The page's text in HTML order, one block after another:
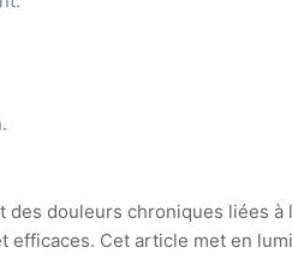
douleurs chroniques liées à
Cet article met en